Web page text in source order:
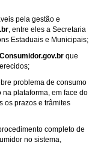
pela gestão e
, entre eles a Secretaria
Estaduais e Municipais;
Consumidor.gov.br que
problema de consumo
plataforma, em face do
os prazos e trâmites
completo de
no sistema,